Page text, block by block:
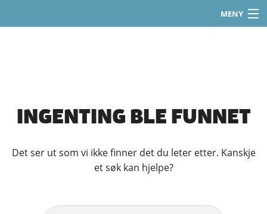
MENY
Om oss
Logg inn
INGENTING BLE FUNNET
Det ser ut som vi ikke finner det du leter etter. Kanskje
et søk kan hjelpe?